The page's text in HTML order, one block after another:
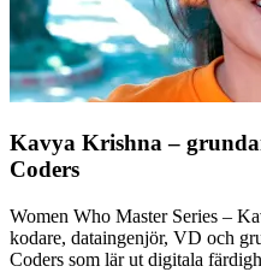
Kavya Krishna –
Coders
Women Who Master Series –
kodare, dataingenjör, VD och
Coders som lär ut digitala